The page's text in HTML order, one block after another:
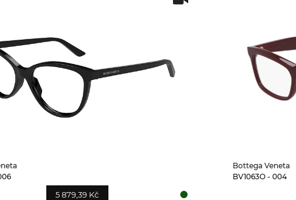
5 879,39 Kč
Bottega Veneta
BV1063O - 004